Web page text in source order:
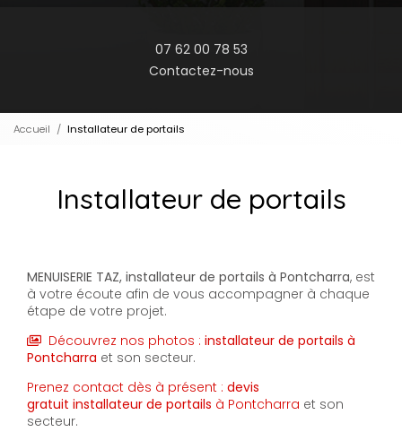
07 62 00 78 53
Contactez-nous
Accueil Installateur de portails
Installateur de portails
MENUISERIE TAZ, installateur de portails à Pontcharra, est
à votre écoute afin de vous accompagner à chaque
étape de votre projet.
Découvrez nos photos : installateur de portails à
Pontcharra et son secteur.
Prenez contact dès à présent : devis
gratuit installateur de portails à Pontcharra et son
secteur.